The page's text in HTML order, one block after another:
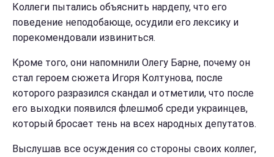
Коллеги пытались объяснить нардепу, что его
поведение неподобающе, осудили его лексику и
порекомендовали извиниться.
Кроме того, они напомнили Олегу Барне, почему он
стал героем сюжета Игоря Колтунова, после
которого разразился скандал и отметили, что после
его выходки появился флешмоб среди украинцев,
который бросает тень на всех народных депутатов.
Выслушав все осуждения со стороны своих коллег,